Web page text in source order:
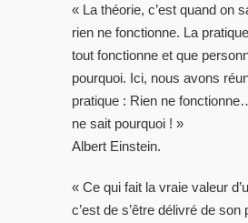
« La théorie, c’est quand on
rien ne fonctionne. La
tout fonctionne et que
pourquoi. Ici, nous avons
pratique : Rien ne
ne sait pourquoi ! »
Albert Einstein.
« Ce qui fait la vraie valeur
c’est de s’être délivré de son